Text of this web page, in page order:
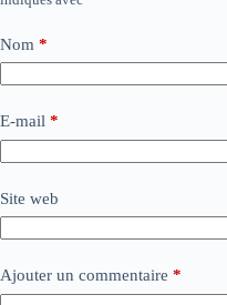
Nom *
E-mail *
Site web
Ajouter un commentaire *